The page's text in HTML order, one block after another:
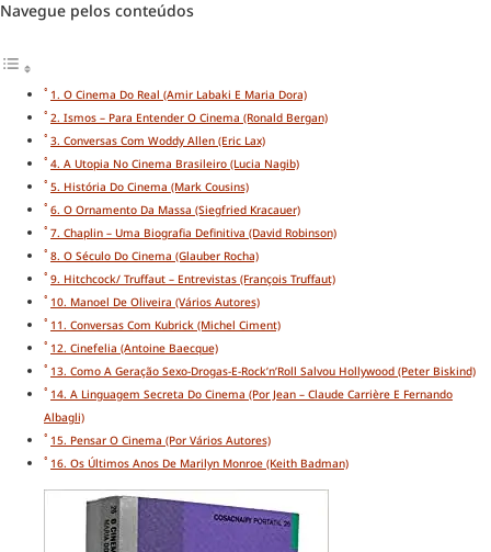
Navegue pelos conteúdos
1. O Cinema Do Real (Amir Labaki E Maria Dora)
2. Ismos – Para Entender O Cinema (Ronald Bergan)
3. Conversas Com Woddy Allen (Eric Lax)
4. A Utopia No Cinema Brasileiro (Lucia Nagib)
5. História Do Cinema (Mark Cousins)
6. O Ornamento Da Massa (Siegfried Kracauer)
7. Chaplin – Uma Biografia Definitiva (David Robinson)
8. O Século Do Cinema (Glauber Rocha)
9. Hitchcock/ Truffaut – Entrevistas (François Truffaut)
10. Manoel De Oliveira (vários Autores)
11. Conversas Com Kubrick (Michel Ciment)
12. Cinefelia (Antoine Baecque)
13. Como A Geração Sexo-Drogas-E-Rock’n’Roll Salvou Hollywood (Peter Biskind)
14. A Linguagem Secreta Do Cinema (por Jean – Claude Carrière E Fernando
Albagli)
15. Pensar O Cinema (por Vários Autores)
16. Os Últimos Anos De Marilyn Monroe (Keith Badman)